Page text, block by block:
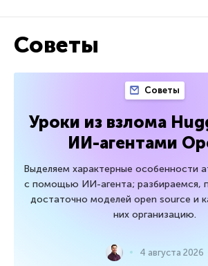
Советы
Советы
Уроки из взлома
ИИ-агентами
Выделяем характерные особенности
с помощью ИИ-агента; разбираемся,
достаточно моделей open source и
них организацию.
4 августа 2026